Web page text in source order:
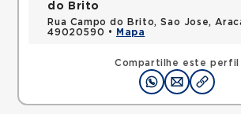
Compartilhe este perfil
do Brito
Rua Campo do Brito, Sao Jose,
49020590 •
Mapa